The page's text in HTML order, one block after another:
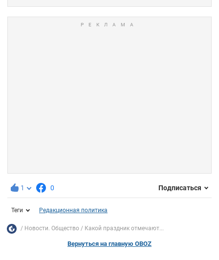
1 0 Подписаться
Теги Редакционная политика
Новости. Общество Какой праздник отмечают...
Вернуться на главную OBOZ